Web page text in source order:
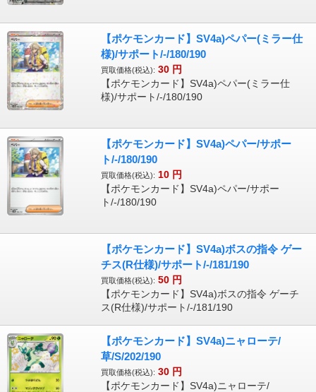
【ポケモンカード】SV4a)ペパー(ミラー仕
様)/サポート/-/180/190
買取価格(税込): 30 円
【ポケモンカード】SV4a)ペパー(ミラー仕
様)/サポート/-/180/190
【ポケモンカード】SV4a)ペパー/サポー
ト/-/180/190
買取価格(税込): 10 円
【ポケモンカード】SV4a)ペパー/サポー
ト/-/180/190
【ポケモンカード】SV4a)ボスの指令 ゲー
チス(R仕様)/サポート/-/181/190
買取価格(税込): 50 円
【ポケモンカード】SV4a)ボスの指令 ゲーチ
ス(R仕様)/サポート/-/181/190
【ポケモンカード】SV4a)ニャローテ/
草/S/202/190
買取価格(税込): 30 円
【ポケモンカード】SV4a)ニャローテ/